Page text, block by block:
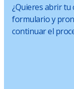
¿Quieres abrir tu
formulario y
continuar el